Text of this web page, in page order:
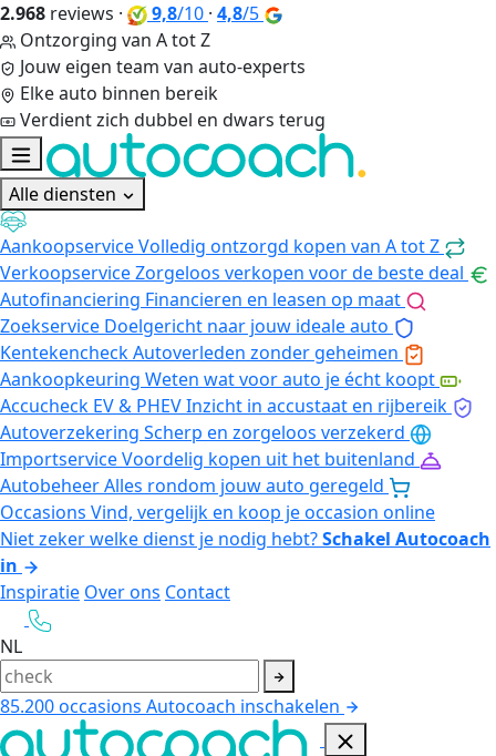
2.968 reviews · 9,8/10 · 4,8/5
Ontzorging van A tot Z
Jouw eigen team van auto-experts
Elke auto binnen bereik
Verdient zich dubbel en dwars terug
Alle diensten
AankoopserviceVolledig ontzorgd kopen van A tot Z
VerkoopserviceZorgeloos verkopen voor de beste deal
Autofinanciering Financieren en leasen op maat
Zoekservice Doelgericht naar jouw ideale auto
KentekencheckAutoverleden zonder geheimen
Aankoopkeuring Weten wat voor auto je écht koopt
Accucheck EV & PHEVInzicht in accustaat en rijbereik
Autoverzekering Scherp en zorgeloos verzekerd
ImportserviceVoordelig kopen uit het buitenland
AutobeheerAlles rondom jouw auto geregeld
Occasions Vind, vergelijk en koop je occasion online
Niet zeker welke dienst je nodig hebt?Schakel Autocoach
in
Inspiratie Over ons Contact
NL
85.200occasions Autocoach inschakelen